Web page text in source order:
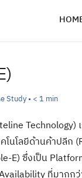
Study•< 1 min
Technology)
นโลยีด้านค้าปลีก
E) ซึ่งเป็น
ที่มากก